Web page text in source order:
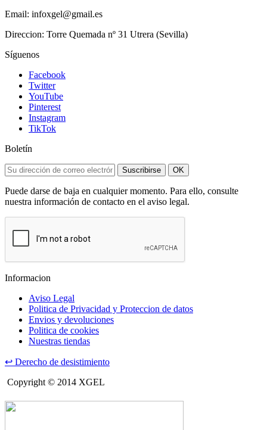
Email: infoxgel@gmail.es
Direccion: Torre Quemada nº 31 Utrera (Sevilla)
Síguenos
Facebook
Twitter
YouTube
Pinterest
Instagram
TikTok
Boletín
Suscribirse OK
Puede darse de baja en cualquier momento. Para ello, consulte
nuestra información de contacto en el aviso legal.
Informacion
Aviso Legal
Politica de Privacidad y Proteccion de datos
Envios y devoluciones
Politica de cookies
Nuestras tiendas
↩ Derecho de desistimiento
Copyright © 2014 XGEL